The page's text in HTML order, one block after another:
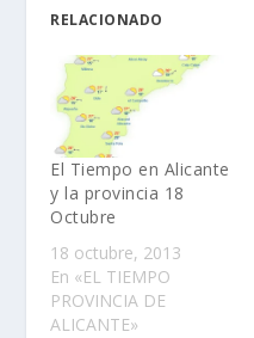
RELACIONADO
El Tiempo en Alicante
y la provincia 18
Octubre
18 octubre, 2013
En «EL TIEMPO
PROVINCIA DE
ALICANTE»